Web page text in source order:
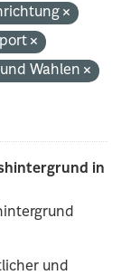
Wahlen
in
und